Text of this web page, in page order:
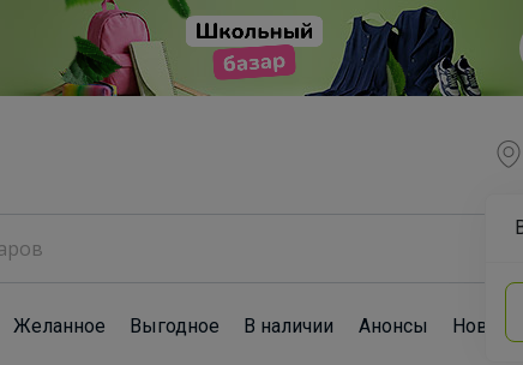
Желанное Выгодное В наличии Анонсы Новости